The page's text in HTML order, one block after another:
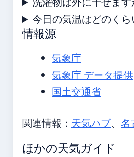
今日の気温はどのくら
情報源
気象庁
気象庁 データ提供
国土交通省
関連情報： 天気ハブ、 名
ほかの天気ガイド